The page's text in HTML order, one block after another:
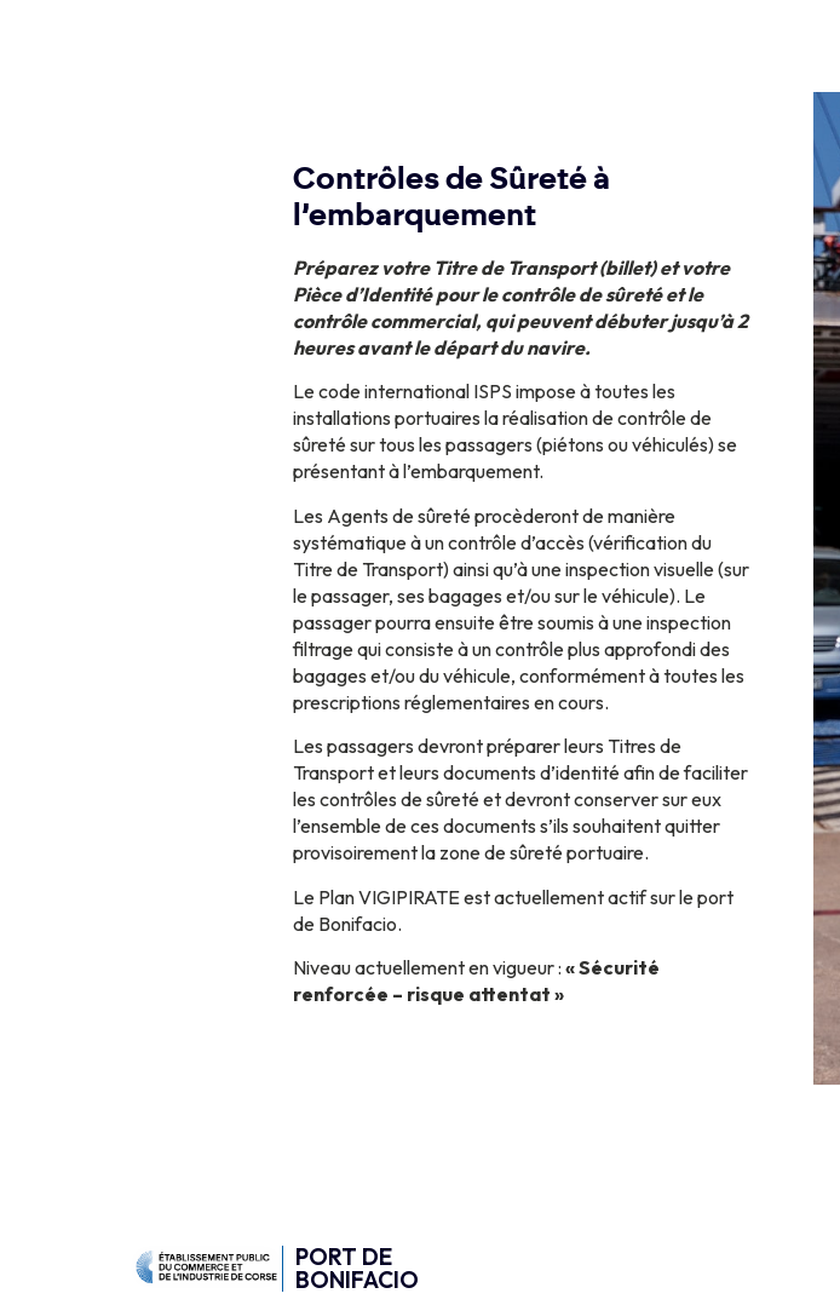
Contrôles de Sûreté à
l’embarquement
Préparez votre Titre de Transport (billet) et votre
Pièce d’Identité pour le contrôle de sûreté et le
contrôle commercial, qui peuvent débuter jusqu’à 2
heures avant le départ du navire.
Le code international ISPS impose à toutes les
installations portuaires la réalisation de contrôle de
sûreté sur tous les passagers (piétons ou véhiculés) se
présentant à l’embarquement.
Les Agents de sûreté procèderont de manière
systématique à un contrôle d’accès (vérification du
Titre de Transport) ainsi qu’à une inspection visuelle (sur
le passager, ses bagages et/ou sur le véhicule). Le
passager pourra ensuite être soumis à une inspection
filtrage qui consiste à un contrôle plus approfondi des
bagages et/ou du véhicule, conformément à toutes les
prescriptions réglementaires en cours.
Les passagers devront préparer leurs Titres de
Transport et leurs documents d’identité afin de faciliter
les contrôles de sûreté et devront conserver sur eux
l’ensemble de ces documents s’ils souhaitent quitter
provisoirement la zone de sûreté portuaire.
Le Plan VIGIPIRATE est actuellement actif sur le port
de Bonifacio.
Niveau actuellement en vigueur : « Sécurité
renforcée – risque attentat »
PORT DE
BONIFACIO